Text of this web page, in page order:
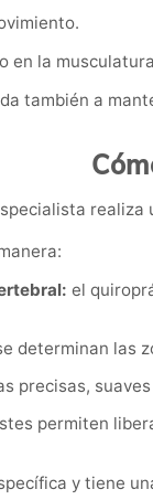
en la
también a
realiza
el
determinan las
precisas,
permiten
y tiene